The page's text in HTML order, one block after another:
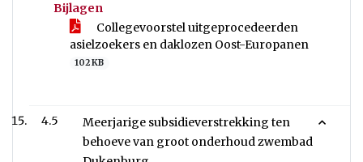
Bijlagen
Collegevoorstel uitgeprocedeerden
asielzoekers en daklozen Oost-Europanen
102 KB
4.5
Meerjarige subsidieverstrekking ten
behoeve van groot onderhoud zwembad